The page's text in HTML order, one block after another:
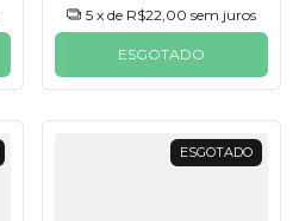
5 x de R$22,00 sem juros
ESGOTADO
ESGOTADO